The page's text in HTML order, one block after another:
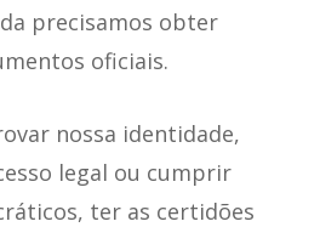
precisamos obter
oficiais.
nossa identidade,
legal ou cumprir
ter as certidões